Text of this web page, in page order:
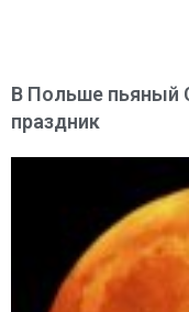
В Польше пьяный
праздник